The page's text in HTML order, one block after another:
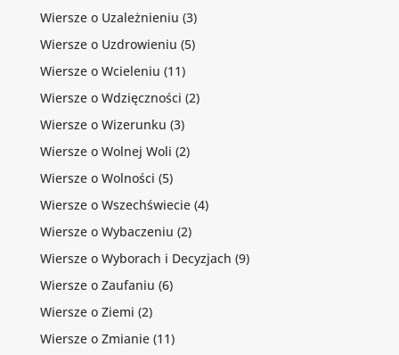
Wiersze o Uzależnieniu (3)
Wiersze o Uzdrowieniu (5)
Wiersze o Wcieleniu (11)
Wiersze o Wdzięczności (2)
Wiersze o Wizerunku (3)
Wiersze o Wolnej Woli (2)
Wiersze o Wolności (5)
Wiersze o Wszechświecie(4)
Wiersze o Wybaczeniu (2)
Wiersze o Wyborach i Decyzjach (9)
Wiersze o Zaufaniu (6)
Wiersze o Ziemi (2)
Wiersze o Zmianie(11)